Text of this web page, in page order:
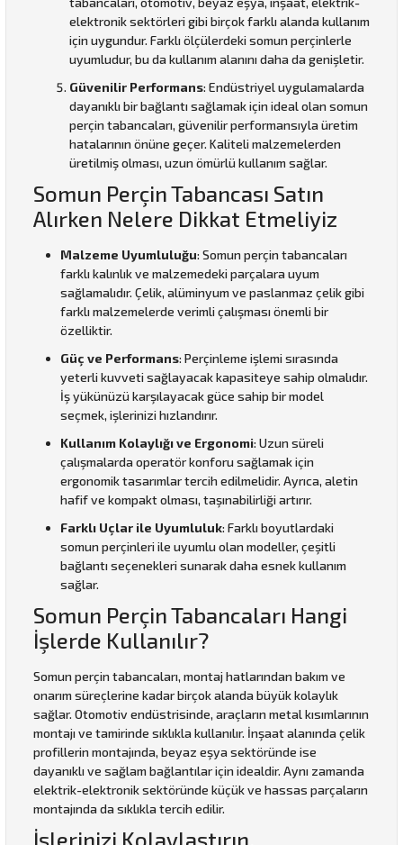
elektronik sektörleri gibi birçok farklı alanda kullanım
için uygundur. Farklı ölçülerdeki somun perçinlerle
uyumludur, bu da kullanım alanını daha da genişletir.
Güvenilir Performans: Endüstriyel uygulamalarda
dayanıklı bir bağlantı sağlamak için ideal olan somun
perçin tabancaları, güvenilir performansıyla üretim
hatalarının önüne geçer. Kaliteli malzemelerden
üretilmiş olması, uzun ömürlü kullanım sağlar.
Somun Perçin Tabancası Satın
Alırken Nelere Dikkat Etmeliyiz
Malzeme Uyumluluğu: Somun perçin tabancaları
farklı kalınlık ve malzemedeki parçalara uyum
sağlamalıdır. Çelik, alüminyum ve paslanmaz çelik gibi
farklı malzemelerde verimli çalışması önemli bir
özelliktir.
Güç ve Performans: Perçinleme işlemi sırasında
yeterli kuvveti sağlayacak kapasiteye sahip olmalıdır.
İş yükünüzü karşılayacak güce sahip bir model
seçmek, işlerinizi hızlandırır.
Kullanım Kolaylığı ve Ergonomi: Uzun süreli
çalışmalarda operatör konforu sağlamak için
ergonomik tasarımlar tercih edilmelidir. Ayrıca, aletin
hafif ve kompakt olması, taşınabilirliği artırır.
Farklı Uçlar ile Uyumluluk: Farklı boyutlardaki
somun perçinleri ile uyumlu olan modeller, çeşitli
bağlantı seçenekleri sunarak daha esnek kullanım
sağlar.
Somun Perçin Tabancaları Hangi
İşlerde Kullanılır?
Somun perçin tabancaları, montaj hatlarından bakım ve
onarım süreçlerine kadar birçok alanda büyük kolaylık
sağlar. Otomotiv endüstrisinde, araçların metal kısımlarının
montajı ve tamirinde sıklıkla kullanılır. İnşaat alanında çelik
profillerin montajında, beyaz eşya sektöründe ise
dayanıklı ve sağlam bağlantılar için idealdir. Aynı zamanda
elektrik-elektronik sektöründe küçük ve hassas parçaların
montajında da sıklıkla tercih edilir.
İşlerinizi Kolaylaştırın,